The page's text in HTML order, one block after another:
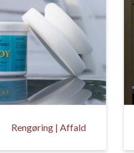
Rengøring | Affald